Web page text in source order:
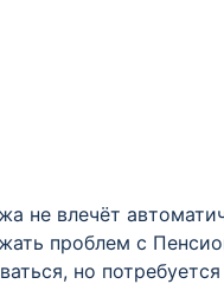
не влечёт
проблем с
но